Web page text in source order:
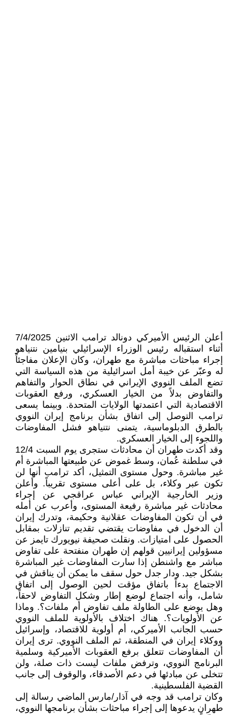
أعلن الرئيس الأميركي دونالد ترامب الاثنين 7/4/2025
أثناء استقباله رئيس الوزراء الإسرائيلي بنيامين نتنياهو
إجراء مباحثات مباشرة مع طهران، وكان الإعلان مفاجئاً
له وعبّر عن خيبة أمل اسرائيلية من هذه السياسة التي
تضع الملف النووي الإيراني في نطاق الحوار والتفاهم
والتفاوض بدلاً من الخيار العسكري، ورفع العقوبات
الاقتصادية التي اعتمدتها الولايات المتحدة. وبينما يسعى
ترامب التوصل إلى اتفاق بشأن برنامج إيران النووي
بالطرق الدبلوماسية، يتمنى نتنياهو فشل المفاوضات
واللجوء إلى الخيار العسكري.
وقد أكدت طهران أن محادثات ستجرى يوم السبت 12/4
في سلطنة عُمان، وسط غموض عن طبيعتها المباشرة أم
غير مباشرة. وحول مستوى التمثيل، أكد ترامب أنها لن
تكون عبر وكلاء، بل على أعلى مستوى تقريباً. وأعلن
وزير الخارجية الإيراني عباس عراقجي عن إجراء
محادثات غير مباشرة رفيعة المستوى، وأعرب عن أمله
في أن تكون المفاوضات عقلانية وحكيمة، وتدرك إيران
أن الدخول في مفاوضات يقتضي تقديم تنازلات بمقابل
الحصول على امتيازات. ونقلت صحيفة نيويورك تايمز عن
مسؤولين إيرانيين قولهم إن طهران منفتحة على تفاوض
مباشر مع واشنطن إذا سارت المفاوضات غير المباشرة
بشكل جيد. ودار جدل حول سقف ما يمكن أن يناقش في
الاجتماع بدءاً باتفاق مؤقت لحين الوصول إلى اتفاق
شامل، وأنه اجتماع لوضع إطار وشكل التفاوض لاحقاً،
وهل يوضع على الطاولة ملف تفاوض أم ملفات؟. وماذا
عن الأولويات؟. هناك اختلاف بالأولوية للملف النووي
حسب الجانب الأميركي، أم أولوية للاقتصاد، وإسرائيل
ووكلاء إيران في المنطقة، ثم الملف النووي. ترى إيران
أن المفاوضات تتعلق برفع العقوبات الأميركية وسلمية
البرنامج النووي، وترفض ملفات ليست ذات صلة، ولن
تتخلى عن مبادئها في دعم الأصدقاء، والوقوف إلى جانب
القضية الفلسطينية.
وكان ترامب قد وجه في آذار/مارس الماضي رسالة إلى
طهران يدعوها إلى إجراء مباحثات بشأن برنامجها النووي،